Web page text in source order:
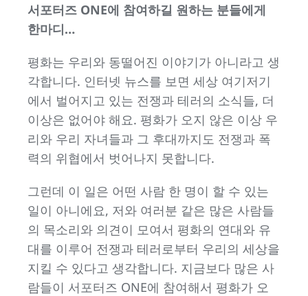
서포터즈 ONE에 참여하길 원하는 분들에게
한마디…
평화는 우리와 동떨어진 이야기가 아니라고 생
각합니다. 인터넷 뉴스를 보면 세상 여기저기
에서 벌어지고 있는 전쟁과 테러의 소식들, 더
이상은 없어야 해요. 평화가 오지 않은 이상 우
리와 우리 자녀들과 그 후대까지도 전쟁과 폭
력의 위협에서 벗어나지 못합니다.
그런데 이 일은 어떤 사람 한 명이 할 수 있는
일이 아니에요, 저와 여러분 같은 많은 사람들
의 목소리와 의견이 모여서 평화의 연대와 유
대를 이루어 전쟁과 테러로부터 우리의 세상을
지킬 수 있다고 생각합니다. 지금보다 많은 사
람들이 서포터즈 ONE에 참여해서 평화가 오